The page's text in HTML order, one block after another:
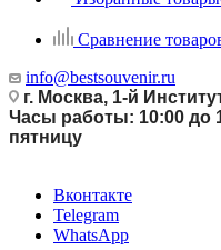
Сравнение
info@bestsouvenir.ru
г. Москва, 1-й
Часы работы: 10:00 до
пятницу
Вконтакте
Telegram
WhatsApp